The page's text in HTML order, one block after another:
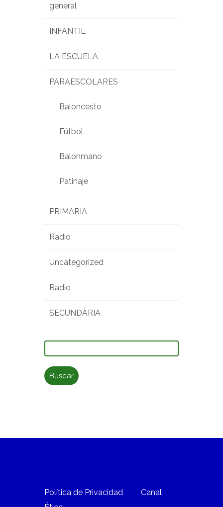
general
INFANTIL
LA ESCUELA
PARAESCOLARES
Baloncesto
Fútbol
Balonmano
Patinaje
PRIMARIA
Radio
Uncategorized
Radio
SECUNDÀRIA
Política de Privacidad
Canal